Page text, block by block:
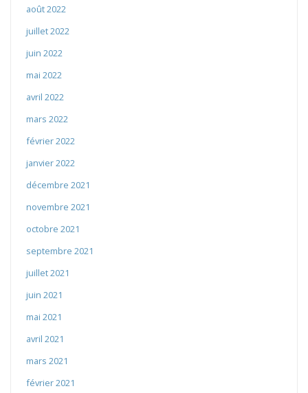
août 2022
juillet 2022
juin 2022
mai 2022
avril 2022
mars 2022
février 2022
janvier 2022
décembre 2021
novembre 2021
octobre 2021
septembre 2021
juillet 2021
juin 2021
mai 2021
avril 2021
mars 2021
février 2021